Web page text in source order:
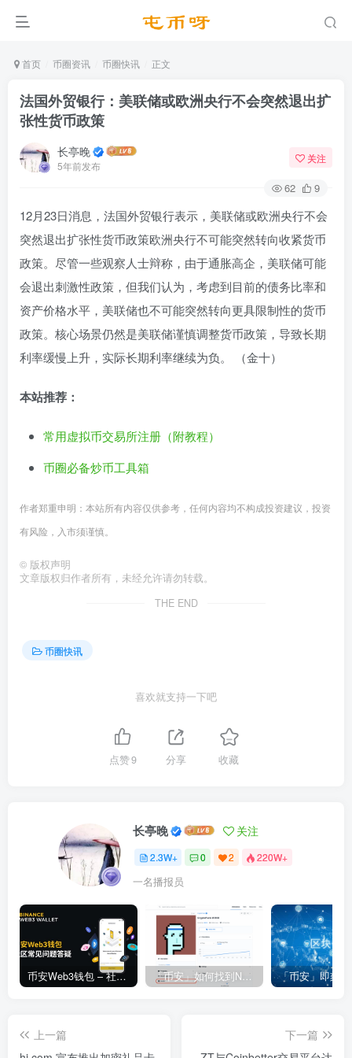
首页 币圈资讯 币圈快讯 正文
法国外贸银行：美联储或欧洲央行不会突然退出扩
张性货币政策
长亭晚
5年前发布
关注
62 9
12月23日消息，法国外贸银行表示，美联储或欧洲央行不会
突然退出扩张性货币政策欧洲央行不可能突然转向收紧货币
政策。尽管一些观察人士辩称，由于通胀高企，美联储可能
会退出刺激性政策，但我们认为，考虑到目前的债务比率和
资产价格水平，美联储也不可能突然转向更具限制性的货币
政策。核心场景仍然是美联储谨慎调整货币政策，导致长期
利率缓慢上升，实际长期利率继续为负。 （金十）
本站推荐：
常用虚拟币交易所注册（附教程）
币圈必备炒币工具箱
作者郑重申明：本站所有内容仅供参考，任何内容均不构成投资建议，投资
有风险，入市须谨慎。
© 版权声明
文章版权归作者所有，未经允许请勿转载。
THE END
币圈快讯
喜欢就支持一下吧
点赞9 分享 收藏
长亭晚 关注
2.3W+ 0 2 220W+
一名播报员
币安Web3钱包 – 社区常见问题答疑 「币安」如何找到NFT合约地址？
上一篇
下一篇